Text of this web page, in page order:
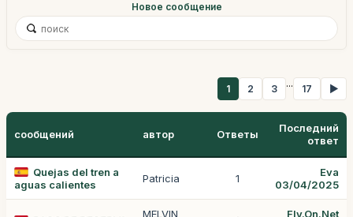
Новое сообщение
1 2 3 ... 17 ▶
сообщений автор Ответы
Последний
ответ
Quejas del tren a
aguas calientes
Patricia 1
Eva
03/04/2025
MELVIN
Fly.On.Net